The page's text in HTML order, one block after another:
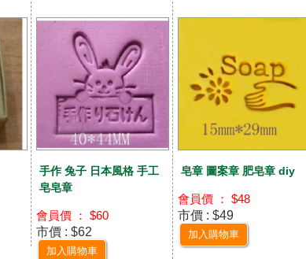
手作 兔子 日本風格 手工
皂皂章
會員價 ： $60
市價 : $62
加入購物車
皂章 圖案章 肥皂章 diy
會員價 ： $48
市價 : $49
加入購物車